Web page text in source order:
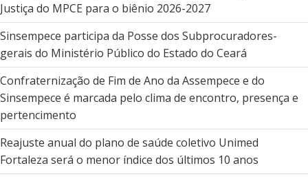
Justiça do MPCE para o biênio 2026-2027
Sinsempece participa da Posse dos Subprocuradores-
gerais do Ministério Público do Estado do Ceará
Confraternização de Fim de Ano da Assempece e do
Sinsempece é marcada pelo clima de encontro, presença e
pertencimento
Reajuste anual do plano de saúde coletivo Unimed
Fortaleza será o menor índice dos últimos 10 anos